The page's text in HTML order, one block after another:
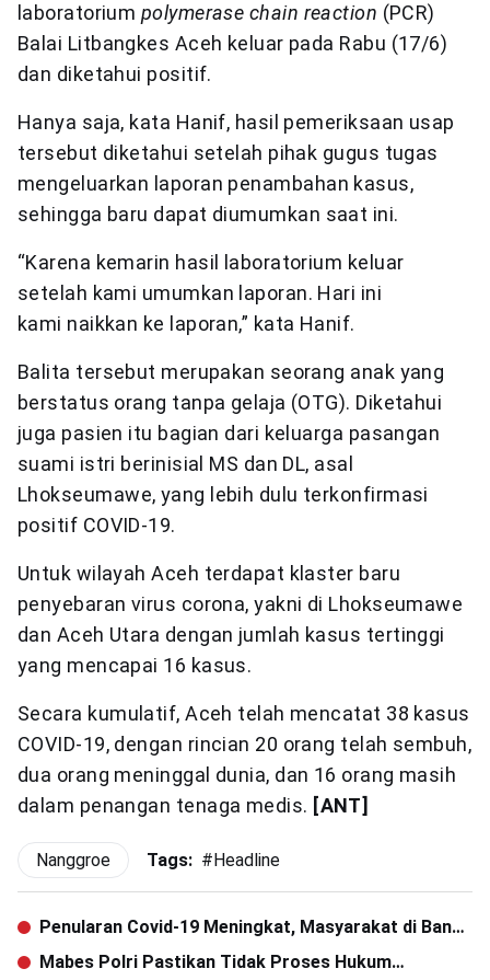
laboratorium polymerase chain reaction (PCR)
Balai Litbangkes Aceh keluar pada Rabu (17/6)
dan diketahui positif.
Hanya saja, kata Hanif, hasil pemeriksaan usap
tersebut diketahui setelah pihak gugus tugas
mengeluarkan laporan penambahan kasus,
sehingga baru dapat diumumkan saat ini.
“Karena kemarin hasil laboratorium keluar
setelah kami umumkan laporan. Hari ini
kami naikkan ke laporan,” kata Hanif.
Balita tersebut merupakan seorang anak yang
berstatus orang tanpa gelaja (OTG). Diketahui
juga pasien itu bagian dari keluarga pasangan
suami istri berinisial MS dan DL, asal
Lhokseumawe, yang lebih dulu terkonfirmasi
positif COVID-19.
Untuk wilayah Aceh terdapat klaster baru
penyebaran virus corona, yakni di Lhokseumawe
dan Aceh Utara dengan jumlah kasus tertinggi
yang mencapai 16 kasus.
Secara kumulatif, Aceh telah mencatat 38 kasus
COVID-19, dengan rincian 20 orang telah sembuh,
dua orang meninggal dunia, dan 16 orang masih
dalam penangan tenaga medis. [ANT]
Nanggroe Tags: # Headline
Penularan Covid-19 Meningkat, Masyarakat di Banda
Aceh Perlu Waspada
Mabes Polri Pastikan Tidak Proses Hukum